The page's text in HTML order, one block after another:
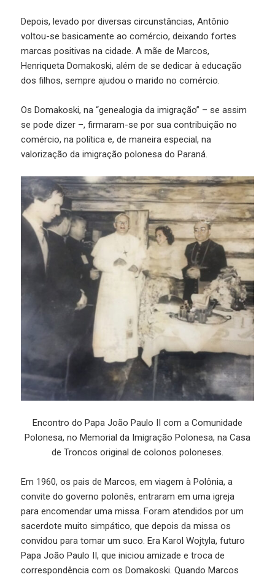
Depois, levado por diversas circunstâncias, Antônio
voltou-se basicamente ao comércio, deixando fortes
marcas positivas na cidade. A mãe de Marcos,
Henriqueta Domakoski, além de se dedicar à educação
dos filhos, sempre ajudou o marido no comércio.
Os Domakoski, na “genealogia da imigração” – se assim
se pode dizer –, firmaram-se por sua contribuição no
comércio, na política e, de maneira especial, na
valorização da imigração polonesa do Paraná.
Encontro do Papa João Paulo II com a Comunidade
Polonesa, no Memorial da Imigração Polonesa, na Casa
de Troncos original de colonos poloneses.
Em 1960, os pais de Marcos, em viagem à Polônia, a
convite do governo polonês, entraram em uma igreja
para encomendar uma missa. Foram atendidos por um
sacerdote muito simpático, que depois da missa os
convidou para tomar um suco. Era Karol Wojtyla, futuro
Papa João Paulo II, que iniciou amizade e troca de
correspondência com os Domakoski. Quando Marcos